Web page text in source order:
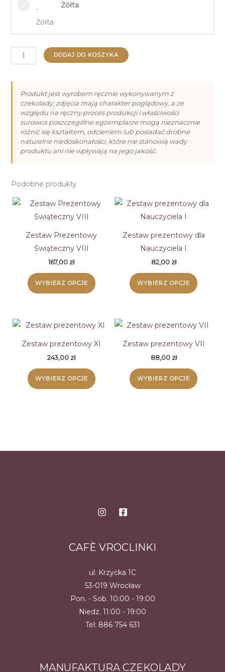
Żółta
ilość
Zestaw
Nauczyciela
DODAJ DO KOSZYKA
Produkt jest wyrobem ręcznie wykonywanym z
czekolady; zdjęcia mają charakter poglądowy, a ze
względu na ręczny proces produkcji i właściwości
surowca poszczególne egzemplarze mogą nieznacznie
różnić się kształtem, odcieniem lub posiadać drobne
naturalne niedoskonałości, które nie stanowią wady
produktu ani nie wpływają na jego jakość.
Podobne produkty
Zestaw Prezentowy
Świąteczny VIII
167,00 zł
WYBIERZ OPCJE
Zestaw prezentowy dla
Nauczyciela I
82,00 zł
WYBIERZ OPCJE
Zestaw prezentowy XI
243,00 zł
WYBIERZ OPCJE
Zestaw prezentowy VII
88,00 zł
WYBIERZ OPCJE
CAFÈ VROCLINKI
ul. Krzycka 1C
53-019 Wrocław
Pon. - Sob. 10:00 - 19:00
Niedz. 11:00 - 19:00
Tel: 886 754 631
MANUFAKTURA CZEKOLADY